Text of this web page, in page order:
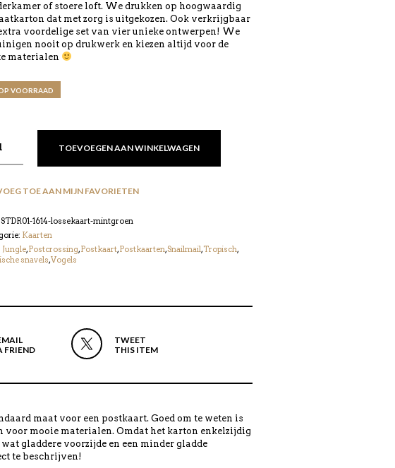
of stoere loft. We drukken op hoogwaardig
dat met zorg is uitgekozen. Ook verkrijgbaar
voordelige set van vier unieke ontwerpen! We
nooit op drukwerk en kiezen altijd voor de
materialen
VOORRAAD
TOEVOEGEN AAN WINKELWAGEN
TOE AAN MIJN FAVORIETEN
STDR01-1614-lossekaart-mintgroen
Kaarten
Jungle,Postcrossing,Postkaart,Postkaarten,Snailmail,Tropisch,
snavels,Vogels
FRIEND
TWEET
THIS ITEM
maat voor een postkaart. Goed om te weten is
voor mooie materialen. Omdat het karton enkelzijdig
gladdere voorzijde en een minder gladde
te beschrijven!